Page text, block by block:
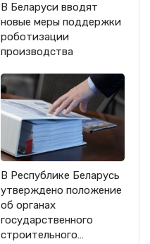
В Беларуси вводят
новые меры поддержки
роботизации
производства
В Республике Беларусь
утверждено положение
об органах
государственного
строительного…